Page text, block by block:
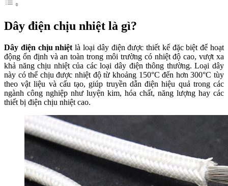
Dây điện chịu nhiệt là gì?
Dây điện chịu nhiệt là loại dây điện được thiết kế đặc biệt để hoạt
động ổn định và an toàn trong môi trường có nhiệt độ cao, vượt xa
khả năng chịu nhiệt của các loại dây điện thông thường. Loại dây
này có thể chịu được nhiệt độ từ khoảng 150°C đến hơn 300°C tùy
theo vật liệu và cấu tạo, giúp truyền dẫn điện hiệu quả trong các
ngành công nghiệp như luyện kim, hóa chất, năng lượng hay các
thiết bị điện chịu nhiệt cao.